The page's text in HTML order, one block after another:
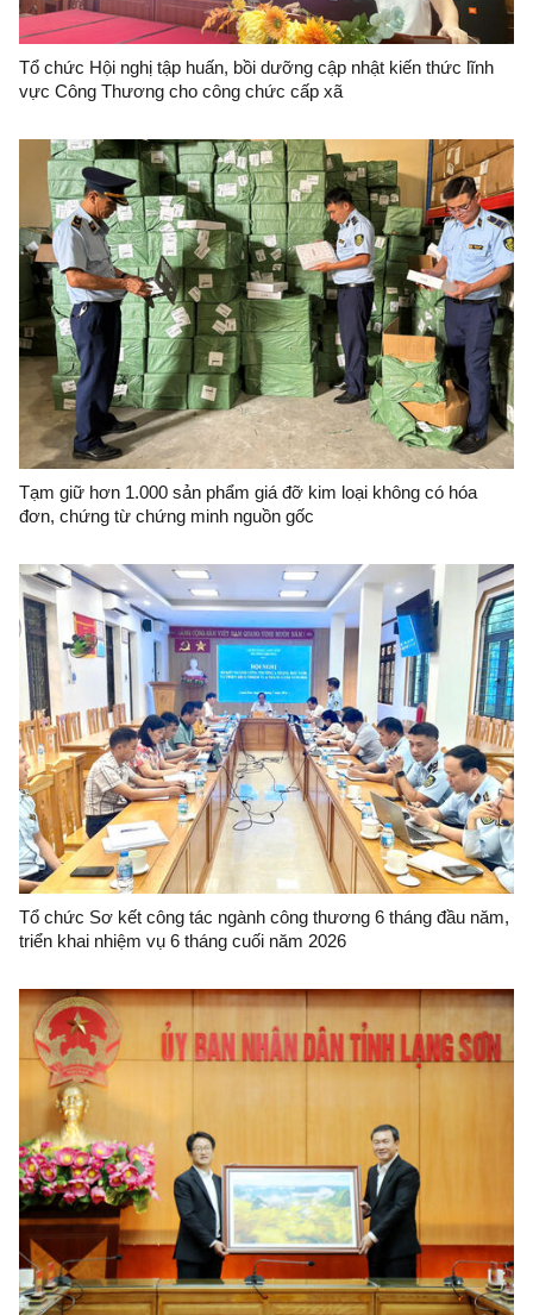
Tổ chức Hội nghị tập huấn, bồi dưỡng cập nhật kiến thức lĩnh
vực Công Thương cho công chức cấp xã
Tạm giữ hơn 1.000 sản phẩm giá đỡ kim loại không có hóa
đơn, chứng từ chứng minh nguồn gốc
Tổ chức Sơ kết công tác ngành công thương 6 tháng đầu năm,
triển khai nhiệm vụ 6 tháng cuối năm 2026